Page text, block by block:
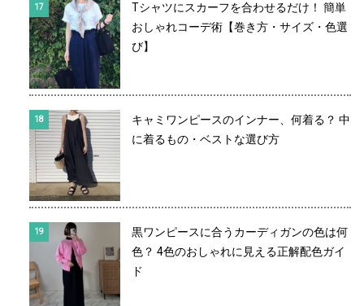
Tシャツにスカーフを合わせるだけ！ 簡単
おしゃれコーデ術【巻き方・サイズ・色選
び】
キャミワンピースのインナー、何着る？ 中
に着るもの・ベストな選び方
黒ワンピースに合うカーディガンの色は何
色？ 4色のおしゃれに見える正解配色ガイ
ド